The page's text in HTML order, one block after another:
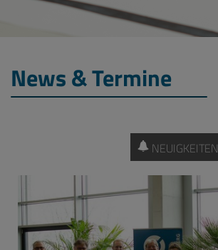
News & Termine
NEUIGKEITEN